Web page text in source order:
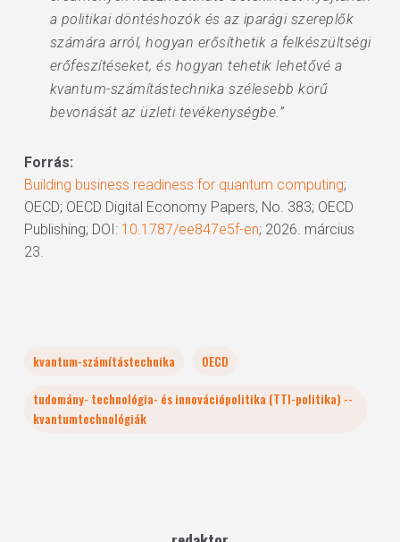
a politikai döntéshozók és az iparági szereplők
számára arról, hogyan erősíthetik a felkészültségi
erőfeszítéseket, és hogyan tehetik lehetővé a
kvantum-számítástechnika szélesebb körű
bevonását az üzleti tevékenységbe.”
Forrás:
Building business readiness for quantum computing;
OECD; OECD Digital Economy Papers, No. 383; OECD
Publishing; DOI: 10.1787/ee847e5f-en; 2026. március
23.
kvantum-számítástechnika
OECD
tudomány- technológia- és innovációpolitika (TTI-politika) --
kvantumtechnológiák